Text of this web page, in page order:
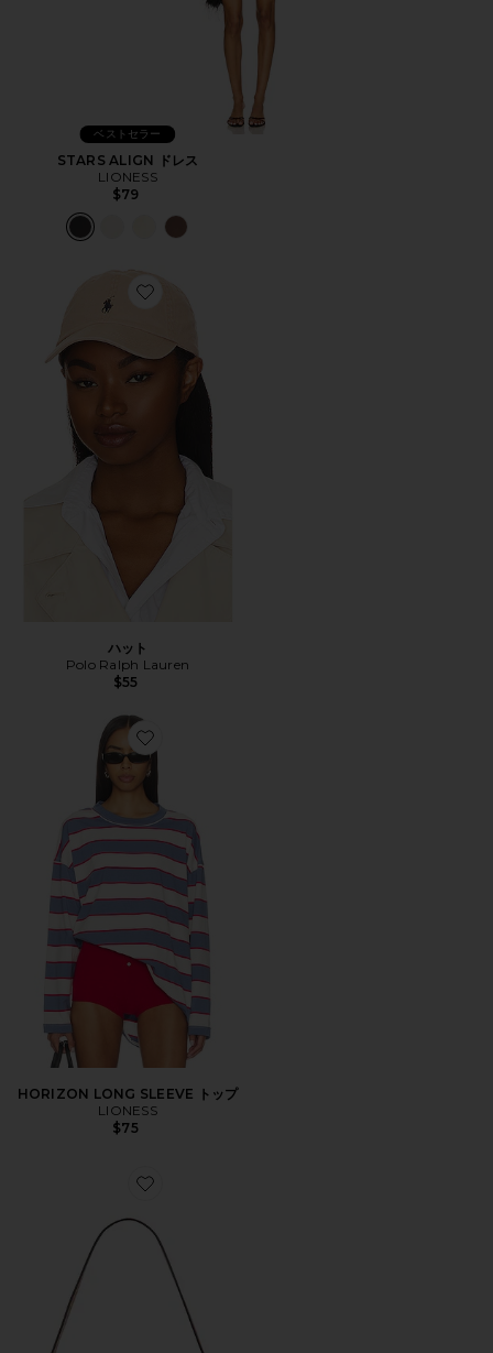
ベストセラー
STARS ALIGN ドレス
LIONESS
$79
Favorite ハット
ハット
Polo Ralph Lauren
$55
Favorite HORIZON LONG SLEEVE トップ
HORIZON LONG SLEEVE トップ
LIONESS
$75
Favorite CRYSTAL SIGNATURE SOFT TABBY 約66CM